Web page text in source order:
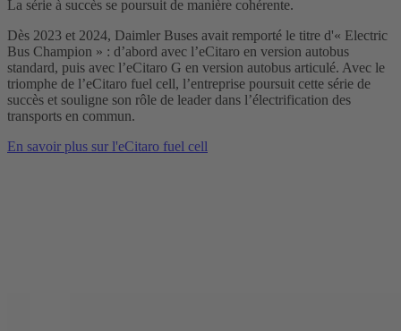
La série à succès se poursuit de manière cohérente.
Dès 2023 et 2024, Daimler Buses avait remporté le titre d'« Electric
Bus Champion » : d’abord avec l’eCitaro en version autobus
standard, puis avec l’eCitaro G en version autobus articulé. Avec le
triomphe de l’eCitaro fuel cell, l’entreprise poursuit cette série de
succès et souligne son rôle de leader dans l’électrification des
transports en commun.
En savoir plus sur l'eCitaro fuel cell